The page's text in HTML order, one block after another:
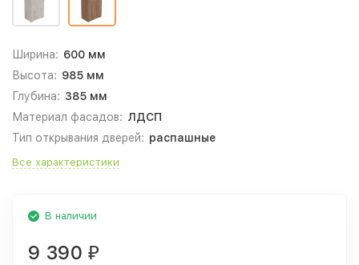
Ширина: 600 мм
Высота: 985 мм
Глубина: 385 мм
Материал фасадов: ЛДСП
Тип открывания дверей: распашные
Все характеристики
В наличии
9 390 ₽